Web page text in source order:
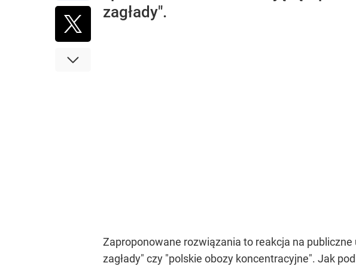
zagłady".
Zaproponowane rozwiązania to reakcja na
zagłady" czy "polskie obozy koncentracyjne". Jak